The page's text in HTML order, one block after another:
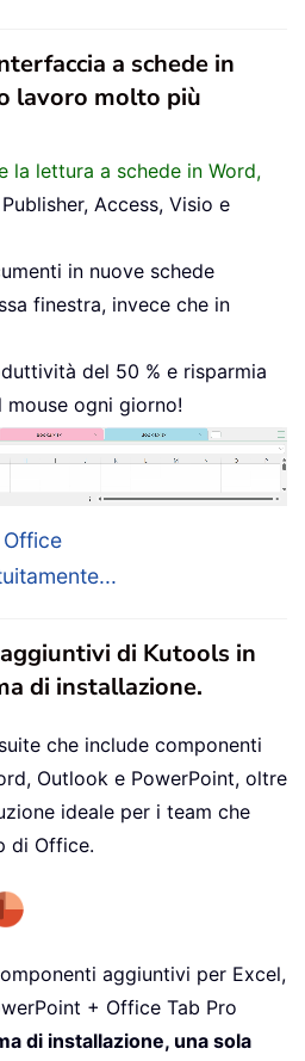
a schede in
lavoro molto più
la lettura a schede in Word,
Access, Visio e
in nuove schede
finestra, invece che in
del 50 % e risparmia
ogni giorno!
di Kutools in
di installazione.
che include componenti
Outlook e PowerPoint, oltre
ideale per i team che
di Office.
aggiuntivi per Excel,
+ Office Tab Pro
di installazione, una sola